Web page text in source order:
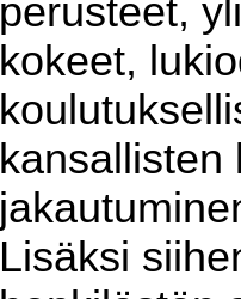
perusteet,
kokeet,
kansallisten
Lisäksi